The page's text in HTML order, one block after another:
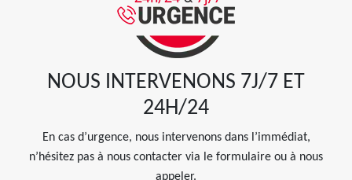
NOUS INTERVENONS 7J/7 ET
24H/24
En cas d’urgence, nous intervenons dans l’immédiat,
n’hésitez pas à nous contacter via le formulaire ou à nous
appeler.